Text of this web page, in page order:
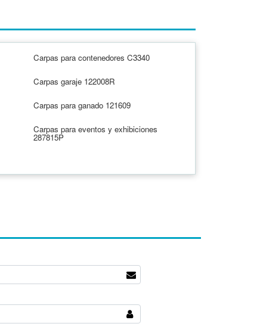
Carpas para contenedores C3340
Carpas garaje 122008R
Carpas para ganado 121609
Carpas para eventos y exhibiciones
287815P